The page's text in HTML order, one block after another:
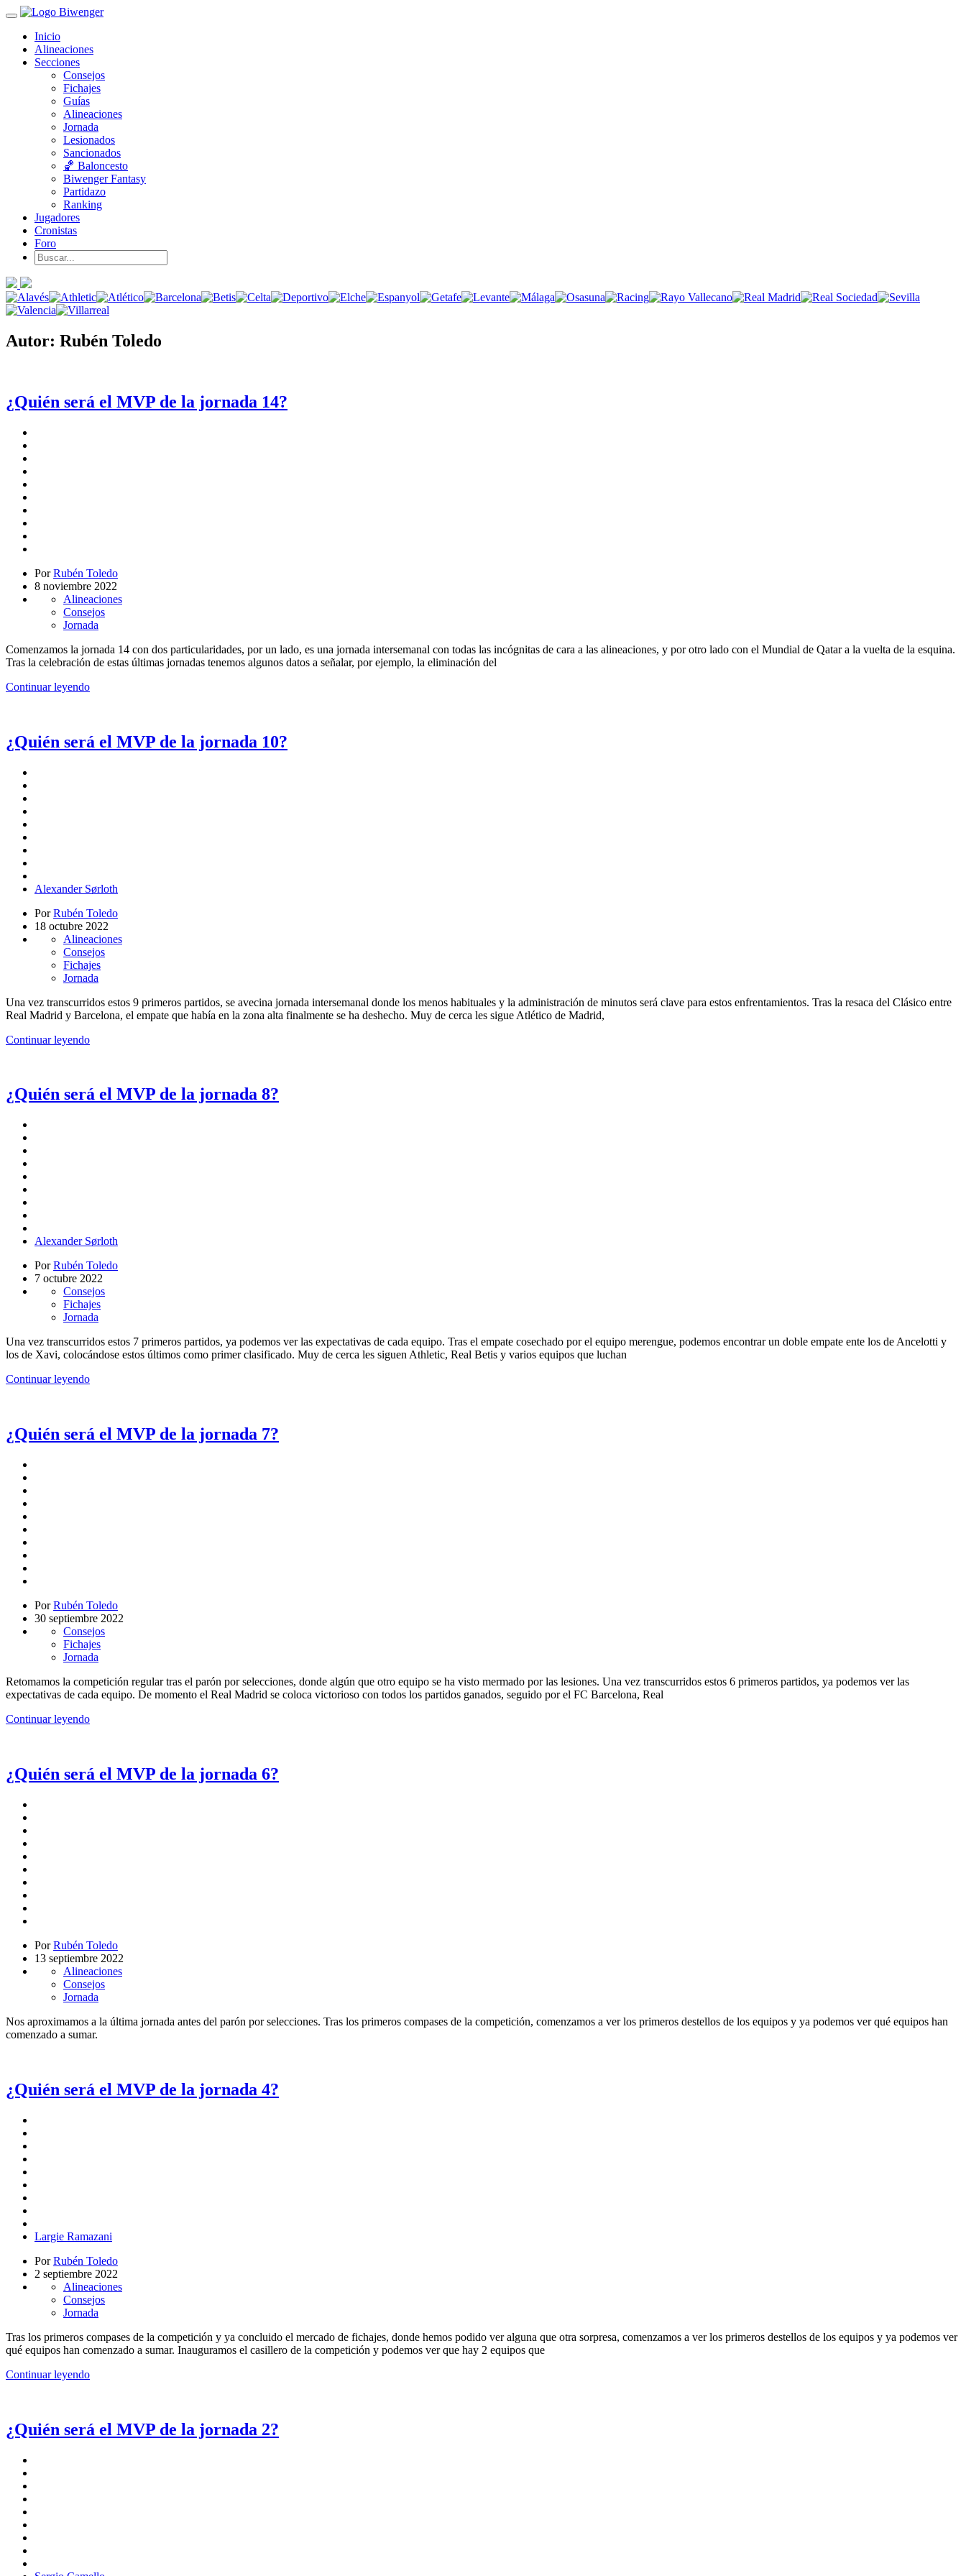
Inicio
Alineaciones
Secciones
Consejos
Fichajes
Guías
Alineaciones
Jornada
Lesionados
Sancionados
🏀 Baloncesto
Biwenger Fantasy
Partidazo
Ranking
Jugadores
Cronistas
Foro
Autor: Rubén Toledo
¿Quién será el MVP de la jornada 14?
PorRubén Toledo
8 noviembre 2022
Alineaciones
Consejos
Jornada
Comenzamos la jornada 14 con dos particularidades, por un lado, es una jornada intersemanal con todas las incógnitas de cara a las alineaciones, y por otro lado con el Mundial de Qatar a la vuelta de la esquina.
Tras la celebración de estas últimas jornadas tenemos algunos datos a señalar, por ejemplo, la eliminación del
Continuar leyendo
¿Quién será el MVP de la jornada 10?
Alexander Sørloth
PorRubén Toledo
18 octubre 2022
Alineaciones
Consejos
Fichajes
Jornada
Una vez transcurridos estos 9 primeros partidos, se avecina jornada intersemanal donde los menos habituales y la administración de minutos será clave para estos enfrentamientos. Tras la resaca del Clásico entre
Real Madrid y Barcelona, el empate que había en la zona alta finalmente se ha deshecho. Muy de cerca les sigue Atlético de Madrid,
Continuar leyendo
¿Quién será el MVP de la jornada 8?
Alexander Sørloth
PorRubén Toledo
7 octubre 2022
Consejos
Fichajes
Jornada
Una vez transcurridos estos 7 primeros partidos, ya podemos ver las expectativas de cada equipo. Tras el empate cosechado por el equipo merengue, podemos encontrar un doble empate ente los de Ancelotti y
los de Xavi, colocándose estos últimos como primer clasificado. Muy de cerca les siguen Athletic, Real Betis y varios equipos que luchan
Continuar leyendo
¿Quién será el MVP de la jornada 7?
PorRubén Toledo
30 septiembre 2022
Consejos
Fichajes
Jornada
Retomamos la competición regular tras el parón por selecciones, donde algún que otro equipo se ha visto mermado por las lesiones. Una vez transcurridos estos 6 primeros partidos, ya podemos ver las
expectativas de cada equipo. De momento el Real Madrid se coloca victorioso con todos los partidos ganados, seguido por el FC Barcelona, Real
Continuar leyendo
¿Quién será el MVP de la jornada 6?
PorRubén Toledo
13 septiembre 2022
Alineaciones
Consejos
Jornada
Nos aproximamos a la última jornada antes del parón por selecciones. Tras los primeros compases de la competición, comenzamos a ver los primeros destellos de los equipos y ya podemos ver qué equipos han
comenzado a sumar.
¿Quién será el MVP de la jornada 4?
Largie Ramazani
PorRubén Toledo
2 septiembre 2022
Alineaciones
Consejos
Jornada
Tras los primeros compases de la competición y ya concluido el mercado de fichajes, donde hemos podido ver alguna que otra sorpresa, comenzamos a ver los primeros destellos de los equipos y ya podemos ver
qué equipos han comenzado a sumar. Inauguramos el casillero de la competición y podemos ver que hay 2 equipos que
Continuar leyendo
¿Quién será el MVP de la jornada 2?